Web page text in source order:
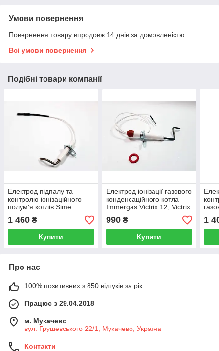
Умови повернення
Повернення товару впродовж 14 днів за домовленістю
Всі умови повернення
Подібні товари компанії
Електрод підпалу та
контролю іонізаційного
полум'я котлів Sime
Format Zip з кабелем
6235929
1 460 ₴
Купити
Електрод іонізації газового
конденсаційного котла
Immergas Victrix 12, Victrix
24, Victrix 26 2I 3.022328
1.026475
990₴
Купити
1
Про нас
100% позитивних з 850 відгуків за рік
Працює з 29.04.2018
м. Мукачево
вул. Грушевського 22/1, Мукачево, Україна
Контакти